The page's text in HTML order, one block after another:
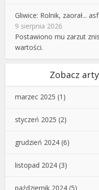
Gliwice: Rolnik, zaorał...
9 sierpnia 2026
Postawiono mu zarzut
wartości.
Zobacz
marzec 2025 (1)
styczeń 2025 (2)
grudzień 2024 (6)
listopad 2024 (3)
październik 2024 (5)